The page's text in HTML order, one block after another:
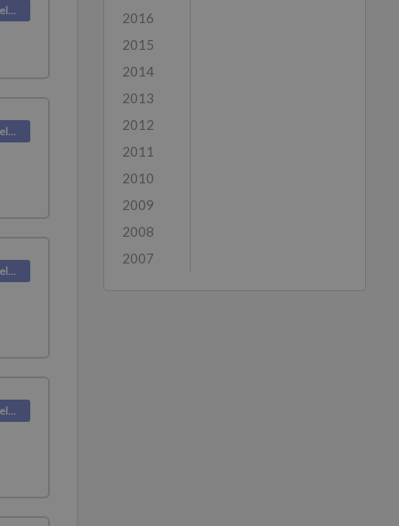
Deskpro Releases
Deskpro Releases
Deskpro Releases
Deskpro Releases
2016
2015
2014
2013
2012
2011
2010
2009
2008
2007